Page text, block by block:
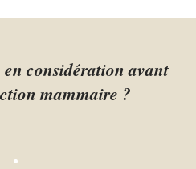
considération avant
mammaire ?